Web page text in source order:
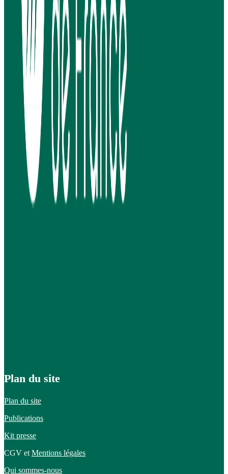
Plan du site
Plan du site
Publications
Kit presse
CGV et Mentions légales
Qui sommes-nous